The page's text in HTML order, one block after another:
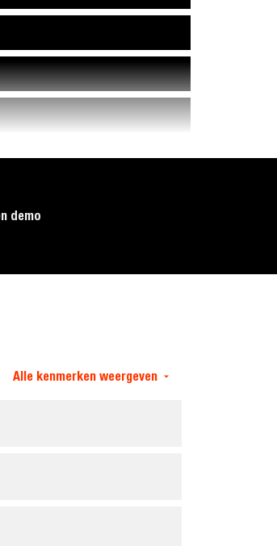
demo
Alle kenmerken weergeven